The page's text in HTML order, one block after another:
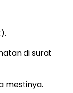
di surat
mestinya.